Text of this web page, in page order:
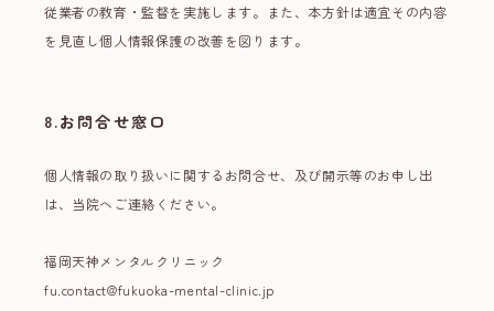
従業者の教育・監督を実施します。また、本方針は適宜その内容
を見直し個人情報保護の改善を図ります。
8.お問合せ窓口
個人情報の取り扱いに関するお問合せ、及び開示等のお申し出
は、当院へご連絡ください。
福岡天神メンタルクリニック
fu.contact@fukuoka-mental-clinic.jp